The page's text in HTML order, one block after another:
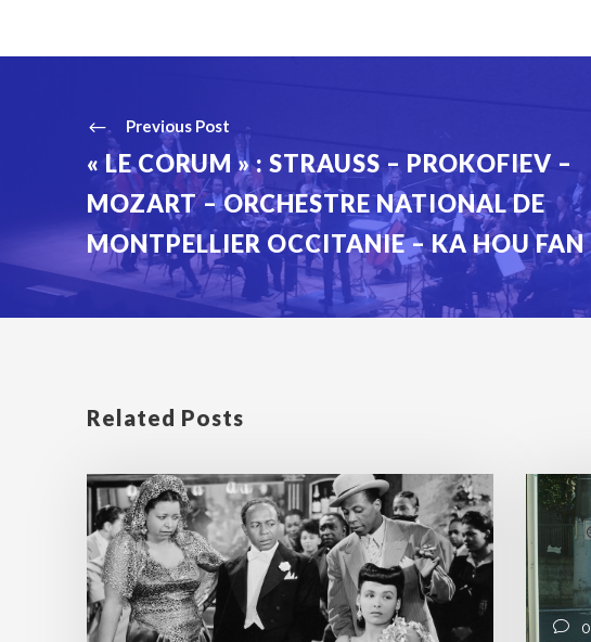
Previous Post
« LE CORUM » : STRAUSS – PROKOFIEV –
MOZART – ORCHESTRE NATIONAL DE
MONTPELLIER OCCITANIE – KA HOU FAN
Related Posts
0